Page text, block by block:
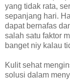
yang tidak rata,
sepanjang hari.
dapat bernafas
salah satu faktor
banget niy kalau
Kulit sehat
solusi dalam